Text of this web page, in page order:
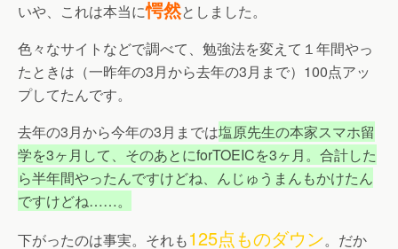
いや、これは本当に愕然としました。
色々なサイトなどで調べて、勉強法を変えて１年間やっ
たときは（一昨年の3月から去年の3月まで）100点アッ
プしてたんです。
去年の3月から今年の3月までは塩原先生の本家スマホ留
学を3ヶ月して、そのあとにforTOEICを3ヶ月。合計した
ら半年間やったんですけどね、んじゅうまんもかけたん
ですけどね……。
下がったのは事実。それも125点ものダウン。だか